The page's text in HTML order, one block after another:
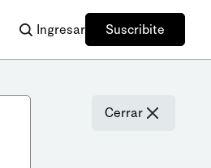
Ingresar Suscribite
Cerrar